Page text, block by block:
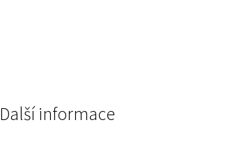
Další informace